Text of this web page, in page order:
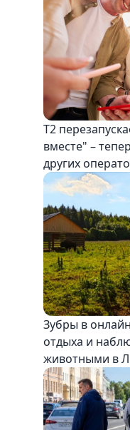
Т2
вместе" –
других
Зубры в
отдыха и
животными в